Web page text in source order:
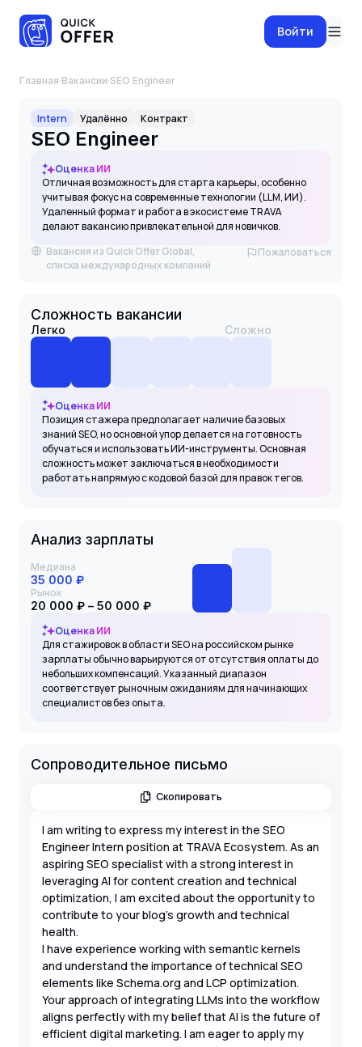
Войти
Главная·Вакансии· SEO Engineer
Intern Удалённо Контракт
SEO Engineer
Оценка ИИ
Отличная возможность для старта карьеры, особенно
учитывая фокус на современные технологии (LLM, ИИ).
Удаленный формат и работа в экосистеме TRAVA
делают вакансию привлекательной для новичков.
Вакансия из Quick Offer Global,
списка международных компаний
Пожаловаться
Сложность вакансии
Легко Сложно
Оценка ИИ
Позиция стажера предполагает наличие базовых
знаний SEO, но основной упор делается на готовность
обучаться и использовать ИИ-инструменты. Основная
сложность может заключаться в необходимости
работать напрямую с кодовой базой для правок тегов.
Анализ зарплаты
Медиана
35 000 ₽
Рынок
20 000 ₽ – 50 000 ₽
Оценка ИИ
Для стажировок в области SEO на российском рынке
зарплаты обычно варьируются от отсутствия оплаты до
небольших компенсаций. Указанный диапазон
соответствует рыночным ожиданиям для начинающих
специалистов без опыта.
Сопроводительное письмо
Скопировать
I am writing to express my interest in the SEO
Engineer Intern position at TRAVA Ecosystem. As an
aspiring SEO specialist with a strong interest in
leveraging AI for content creation and technical
optimization, I am excited about the opportunity to
contribute to your blog's growth and technical
health.
I have experience working with semantic kernels
and understand the importance of technical SEO
elements like Schema.org and LCP optimization.
Your approach of integrating LLMs into the workflow
aligns perfectly with my belief that AI is the future of
efficient digital marketing. I am eager to apply my